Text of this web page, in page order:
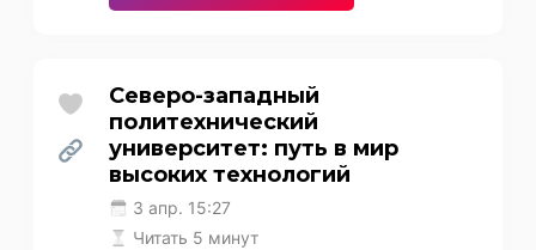
Северо-западный
политехнический
университет: путь в мир
высоких технологий
3 апр. 15:27
Читать 5 минут